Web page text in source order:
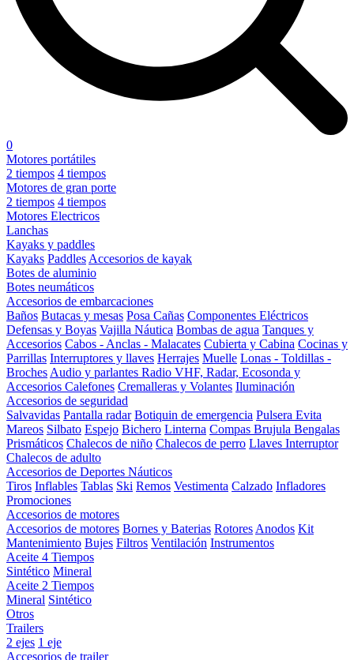
0
Motores portátiles
2 tiempos 4 tiempos
Motores de gran porte
2 tiempos 4 tiempos
Motores Electricos
Lanchas
Kayaks y paddles
Kayaks Paddles Accesorios de kayak
Botes de aluminio
Botes neumáticos
Accesorios de embarcaciones
Baños Butacas y mesas Posa Cañas Componentes Eléctricos
Defensas y Boyas Vajilla Náutica Bombas de agua Tanques y
Accesorios Cabos - Anclas - Malacates Cubierta y Cabina Cocinas y
Parrillas Interruptores y llaves Herrajes Muelle Lonas - Toldillas -
Broches Audio y parlantes Radio VHF, Radar, Ecosonda y
Accesorios Calefones Cremalleras y Volantes Iluminación
Accesorios de seguridad
Salvavidas Pantalla radar Botiquin de emergencia Pulsera Evita
Mareos Silbato Espejo Bichero Linterna Compas Brujula Bengalas
Prismáticos Chalecos de niño Chalecos de perro Llaves Interruptor
Chalecos de adulto
Accesorios de Deportes Náuticos
Tiros Inflables Tablas Ski Remos Vestimenta Calzado Infladores
Promociones
Accesorios de motores
Accesorios de motores Bornes y Baterias Rotores Anodos Kit
Mantenimiento Bujes Filtros Ventilación Instrumentos
Aceite 4 Tiempos
Sintético Mineral
Aceite 2 Tiempos
Mineral Sintético
Otros
Trailers
2 ejes 1 eje
Accesorios de trailer